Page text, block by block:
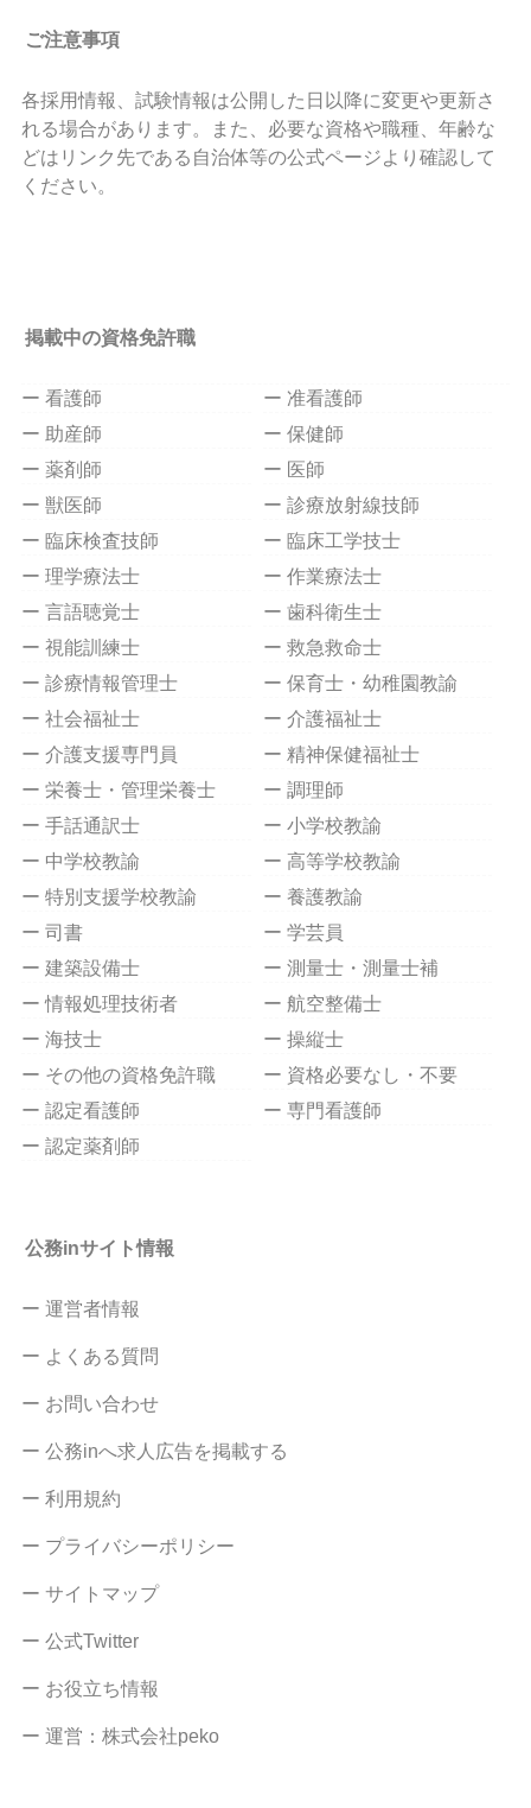
ご注意事項
各採用情報、試験情報は公開した日以降に変更や更新さ
れる場合があります。また、必要な資格や職種、年齢な
どはリンク先である自治体等の公式ページより確認して
ください。
掲載中の資格免許職
ー 看護師
ー 准看護師
ー 助産師
ー 保健師
ー 薬剤師
ー 医師
ー 獣医師
ー 診療放射線技師
ー 臨床検査技師
ー 臨床工学技士
ー 理学療法士
ー 作業療法士
ー 言語聴覚士
ー 歯科衛生士
ー 視能訓練士
ー 救急救命士
ー 診療情報管理士
ー 保育士・幼稚園教諭
ー 社会福祉士
ー 介護福祉士
ー 介護支援専門員
ー 精神保健福祉士
ー 栄養士・管理栄養士
ー 調理師
ー 手話通訳士
ー 小学校教諭
ー 中学校教諭
ー 高等学校教諭
ー 特別支援学校教諭
ー 養護教諭
ー 司書
ー 学芸員
ー 建築設備士
ー 測量士・測量士補
ー 情報処理技術者
ー 航空整備士
ー 海技士
ー 操縦士
ー その他の資格免許職
ー 資格必要なし・不要
ー 認定看護師
ー 専門看護師
ー 認定薬剤師
公務inサイト情報
ー 運営者情報
ー よくある質問
ー お問い合わせ
ー 公務inへ求人広告を掲載する
ー 利用規約
ー プライバシーポリシー
ー サイトマップ
ー 公式Twitter
ー お役立ち情報
ー 運営：株式会社peko